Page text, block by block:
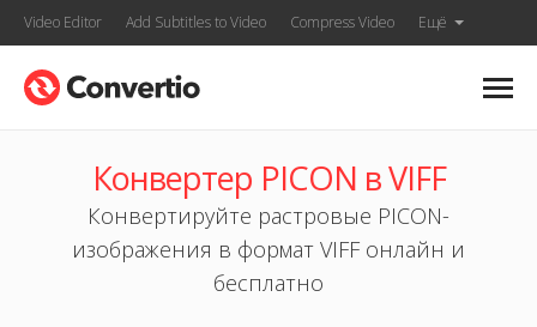
Video Editor Add Subtitles to Video Compress Video Ещё
Конвертер PICON в VIFF
Конвертируйте растровые PICON-
изображения в формат VIFF онлайн и
бесплатно